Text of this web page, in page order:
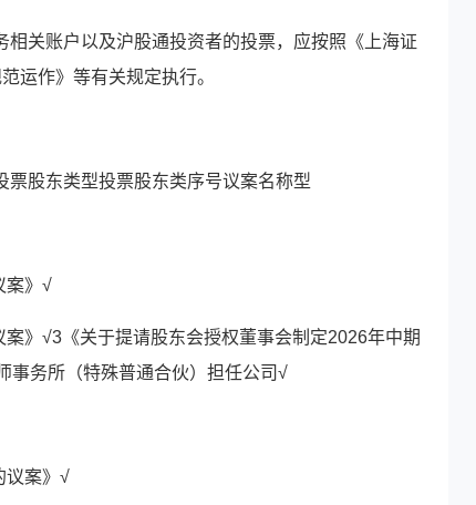
关账户以及沪股通投资者的投票，应按照《上海证
运作》等有关规定执行。
股东类型投票股东类序号议案名称型
案》√
》√3《关于提请股东会授权董事会制定2026年中期
事务所（特殊普通合伙）担任公司√
议案》√